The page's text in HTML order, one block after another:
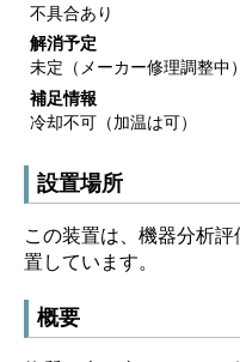
不具合あり
解消予定
未定（メーカー修理調整中）
補足情報
冷却不可（加温は可）
設置場所
この装置は、機器分析
置しています。
概要